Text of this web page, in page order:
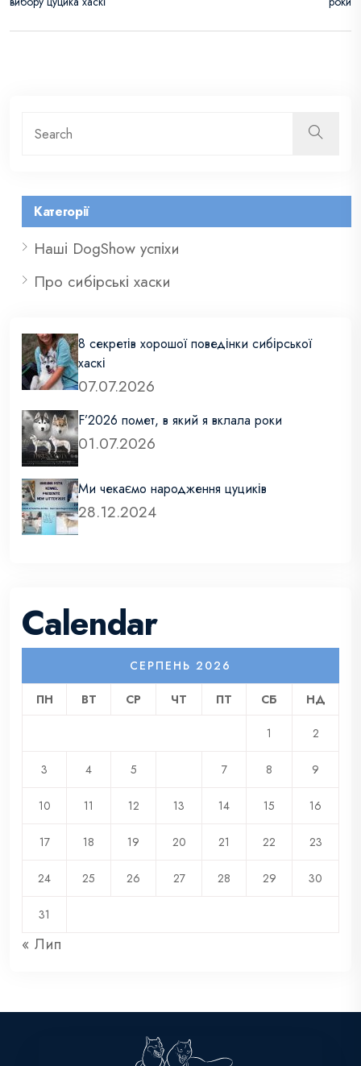
Категорії
Наші DogShow успіхи
Про сибірські хаски
8 секретів хорошої поведінки сибірської
хаскі
07.07.2026
F’2026 помет, в який я вклала роки
01.07.2026
Ми чекаємо народження цуциків
28.12.2024
Calendar
СЕРПЕНЬ 2026
ПН ВТ СР ЧТ ПТ СБ НД
1 2
3 4 5 7 8 9
10 11 12 13 14 15 16
17 18 19 20 21 22 23
24 25 26 27 28 29 30
31
« Лип